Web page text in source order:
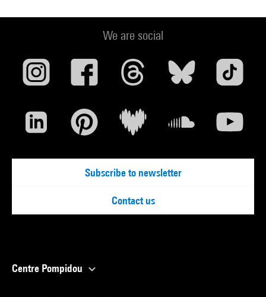
We are social
Subscribe to newsletter
Contact us
Centre Pompidou